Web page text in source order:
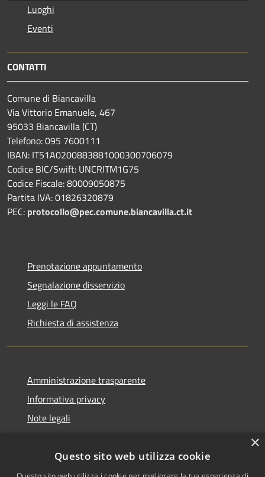
Luoghi
Eventi
CONTATTI
Comune di Biancavilla
Via Vittorio Emanuele, 467
95033 Biancavilla (CT)
Telefono: 095 7600111
IBAN: IT51A0200883881000300706079
Codice BIC/Swift: UNCRITM1G75
Codice Fiscale: 80009050875
Partita IVA: 01826320879
PEC: protocollo@pec.comune.biancavilla.ct.it
Prenotazione appuntamento
Segnalazione disservizio
Leggi le FAQ
Richiesta di assistenza
Amministrazione trasparente
Informativa privacy
Note legali
×
Questo sito web utilizza cookie